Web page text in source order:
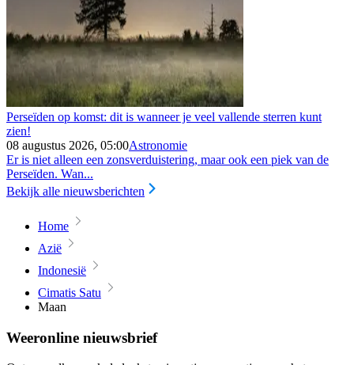
Perseïden op komst: dit is wanneer je veel vallende sterren kunt
zien!
08 augustus 2026, 05:00Astronomie
Er is niet alleen een zonsverduistering, maar ook een piek van de
Perseïden. Wan...
Bekijk alle nieuwsberichten
Home
Azië
Indonesië
Cimatis Satu
Maan
Weeronline nieuwsbrief